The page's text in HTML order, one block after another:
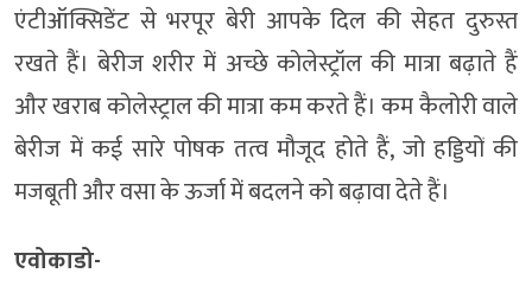
एंटीऑक्सिडेंट से भरपूर बेरी आपके दिल की सेहत दुरुस्त
रखते हैं। बेरीज शरीर में अच्छे कोलेस्ट्रॉल की मात्रा बढ़ाते हैं
और खराब कोलेस्ट्राल की मात्रा कम करते हैं। कम कैलोरी वाले
बेरीज में कई सारे पोषक तत्व मौजूद होते हैं, जो हड्डियों की
मजबूती और वसा के ऊर्जा में बदलने को बढ़ावा देते हैं।
एवोकाडो-